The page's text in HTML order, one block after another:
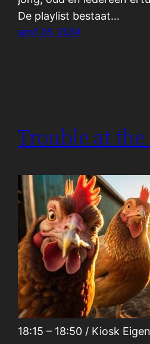
De playlist bestaat…
april 26, 2024
Trouble at
18:15 – 18:50 / Kiosk